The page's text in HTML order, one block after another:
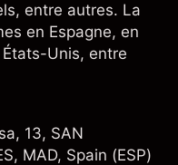
entre autres. La
en Espagne, en
Unis, entre
13, SAN
MAD, Spain (ESP)